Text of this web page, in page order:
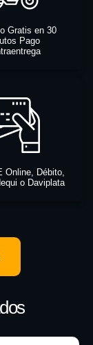
Gratis en 30
Pago
Online, Débito,
o Daviplata